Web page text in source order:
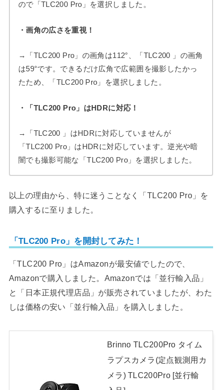
ので「TLC200 Pro」を選択しました。
・画角の広さを重視！
→「TLC200 Pro」の画角は112°、「TLC200 」の画角
は59°です。できるだけ広角で広範囲を撮影したかっ
たため、「TLC200 Pro」を選択しました。
・「TLC200 Pro」はHDRに対応！
→「TLC200 」はHDRに対応していませんが
「TLC200 Pro」はHDRに対応しています。逆光や暗
闇でも撮影可能な「TLC200 Pro」を選択しました。
以上の理由から、特に迷うことなく「TLC200 Pro」を
購入するに至りました。
「TLC200 Pro」を開封してみた！
「TLC200 Pro」はAmazonが最安値でしたので、
Amazonで購入しました。Amazonでは「並行輸入品」
と「日本正規代理店品」が販売されていましたが、わた
しは価格の安い「並行輸入品」を購入しました。
Brinno TLC200Pro タイム
ラプスカメラ(定点観測用カ
メラ) TLC200Pro [並行輸